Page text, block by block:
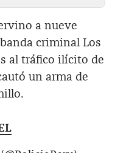
a nueve
criminal Los
al tráfico ilícito de
un arma de